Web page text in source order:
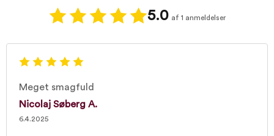
5.0 af 1 anmeldelser
Meget smagfuld
Nicolaj Søberg A.
6.4.2025